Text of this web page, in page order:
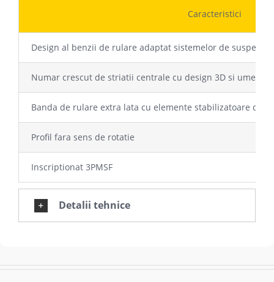
Caracteristici
Design al benzii de rulare adaptat sistemelor de
Numar crescut de striatii centrale cu design 3D si umeri
Banda de rulare extra lata cu elemente stabilizatoare de
Profil fara sens de rotatie
Inscriptionat 3PMSF
Detalii tehnice